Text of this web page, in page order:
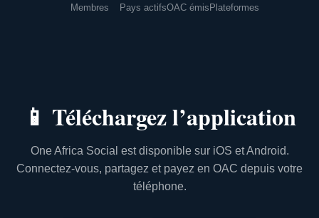
Membres Pays actifsOAC émis Plateformes
📱 Téléchargez l’application
One Africa Social est disponible sur iOS et Android.
Connectez-vous, partagez et payez en OAC depuis votre
téléphone.